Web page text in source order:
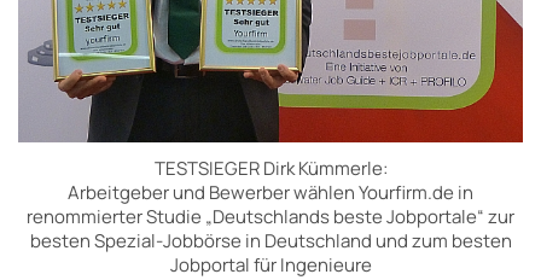
TESTSIEGER Dirk Kümmerle:
Arbeitgeber und Bewerber wählen Yourfirm.de in
renommierter Studie „Deutschlands beste Jobportale“ zur
besten Spezial-Jobbörse in Deutschland und zum besten
Jobportal für Ingenieure